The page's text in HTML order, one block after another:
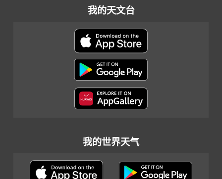
我的天文台
我的世界天气